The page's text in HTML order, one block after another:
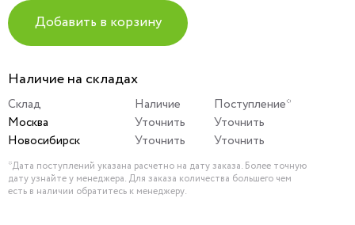
Добавить в корзину
Наличие на складах
Склад Наличие
Поступление*
Москва
Уточнить
Уточнить
Новосибирск
Уточнить Уточнить
*Дата поступлений указана расчетно на дату заказа. Более точную
дату узнайте у менеджера. Для заказа количества большего чем
есть в наличии обратитесь к менеджеру.